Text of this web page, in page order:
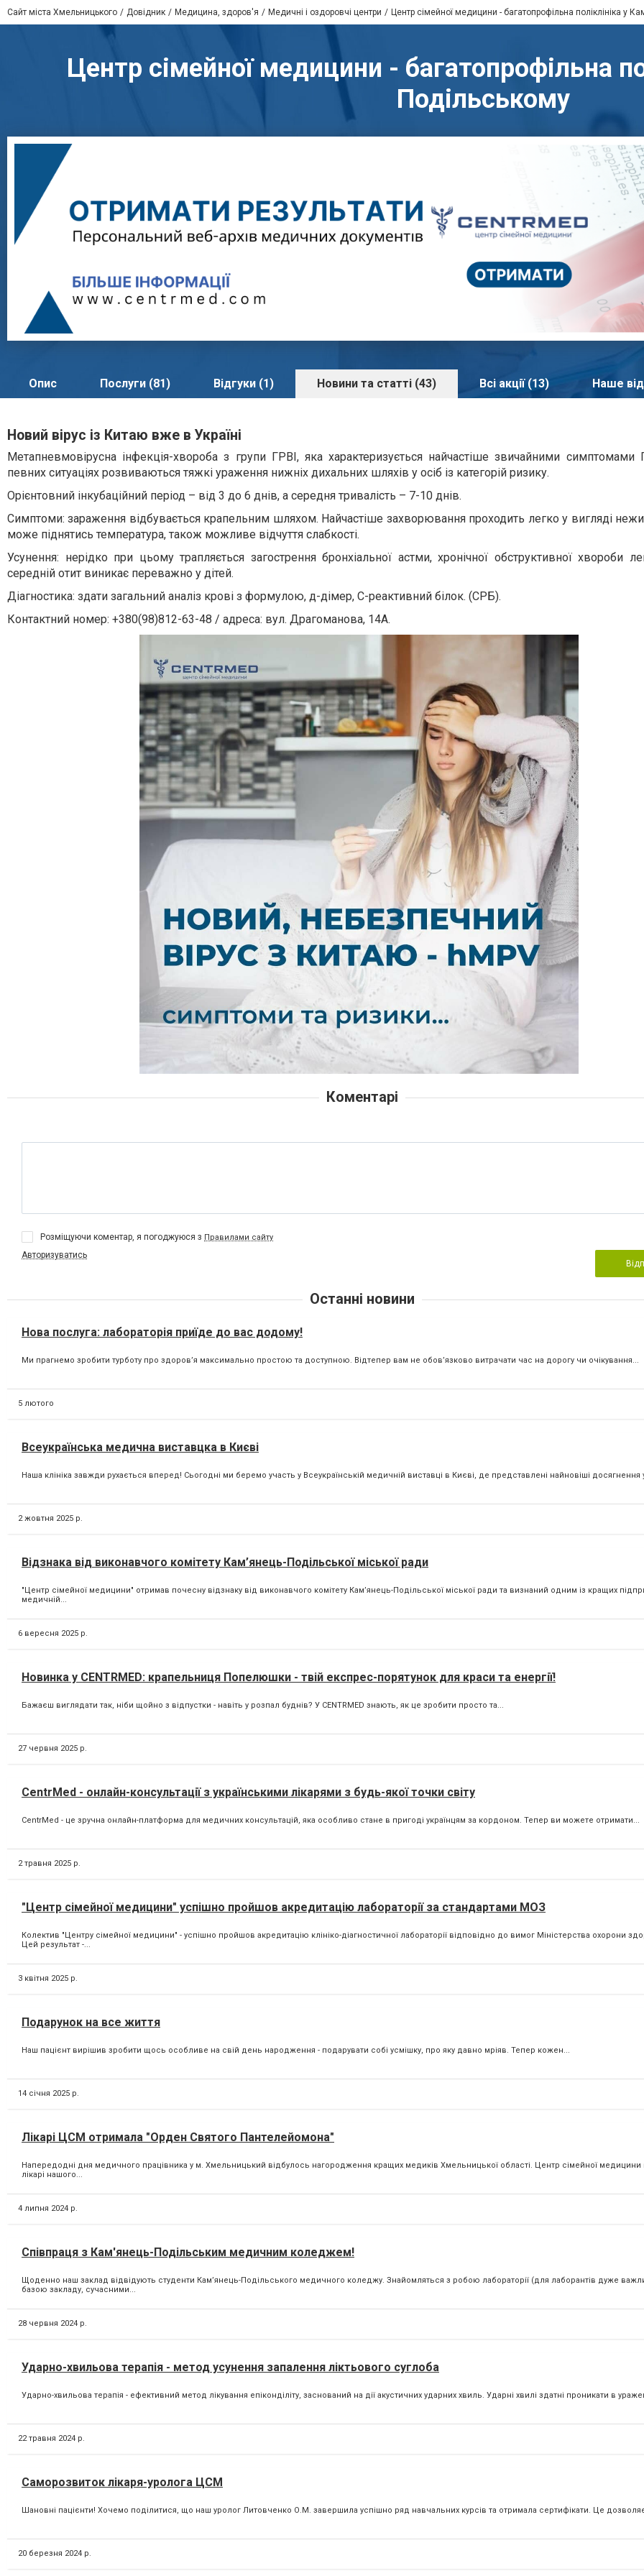
Сайт міста Хмельницького Довідник Медицина, здоров'я Медичні і оздоровчі центри Центр сімейної медицини - багатопрофільна поліклініка у
Центр сімейної медицини - багатопрофільна
Подільському
Опис Послуги (81) Відгуки (1) Новини та статті (43) Всі акції (13) Наше
Новий вірус із Китаю вже в Україні
Метапневмовірусна інфекція-хвороба з групи ГРВІ, яка характеризується найчастіше звичайними симптомами
певних ситуаціях розвиваються тяжкі ураження нижніх дихальних шляхів у осіб із категорій ризику.
Орієнтовний інкубаційний період – від 3 до 6 днів, а середня тривалість – 7-10 днів.
Симптоми: зараження відбувається крапельним шляхом. Найчастіше захворювання проходить легко у вигляді
може піднятись температура, також можливе відчуття слабкості.
Усунення: нерідко при цьому трапляється загострення бронхіальної астми, хронічної обструктивної хвороби
середній отит виникає переважно у дітей.
Діагностика: здати загальний аналіз крові з формулою, д-дімер, С-реактивний білок. (СРБ).
Контактний номер: +380(98)812-63-48 / адреса: вул. Драгоманова, 14А.
Коментарі
Розміщуючи коментар, я погоджуюся з Правилами сайту
Авторизуватись
Останні новини
Нова послуга: лабораторія приїде до вас додому!
Ми прагнемо зробити турботу про здоров’я максимально простою та доступною. Відтепер вам не обов’язково витрачати час на дорогу чи очікування...
5 лютого
Всеукраїнська медична виставцка в Києві
Наша клініка завжди рухається вперед! Сьогодні ми беремо участь у Всеукраїнській медичній виставці в Києві, де представлені найновіші досягнення
2 жовтня 2025 р.
Відзнака від виконавчого комітету Кам’янець-Подільської міської ради
"Центр сімейної медицини" отримав почесну відзнаку від виконавчого комітету Кам’янець-Подільської міської ради та визнаний одним із кращих
медичній...
6 вересня 2025 р.
Новинка у CENTRMED: крапельниця Попелюшки - твій експрес-порятунок для краси та енергії!
Бажаєш виглядати так, ніби щойно з відпустки - навіть у розпал буднів? У CENTRMED знають, як це зробити просто та...
27 червня 2025 р.
CentrMed - онлайн-консультації з українськими лікарями з будь-якої точки світу
CentrMed - це зручна онлайн-платформа для медичних консультацій, яка особливо стане в пригоді українцям за кордоном. Тепер ви можете отримати...
2 травня 2025 р.
"Центр сімейної медицини" успішно пройшов акредитацію лабораторії за стандартами МОЗ
Колектив "Центру сімейної медицини" - успішно пройшов акредитацію клініко-діагностичної лабораторії відповідно до вимог Міністерства охорони
Цей результат -...
3 квітня 2025 р.
Подарунок на все життя
Наш пацієнт вирішив зробити щось особливе на свій день народження - подарувати собі усмішку, про яку давно мріяв. Тепер кожен...
14 січня 2025 р.
Лікарі ЦСМ отримала "Орден Святого Пантелейомона"
Напередодні дня медичного працівника у м. Хмельницький відбулось нагородження кращих медиків Хмельницької області. Центр сімейної
лікарі нашого...
4 липня 2024 р.
Співпраця з Кам'янець-Подільським медичним коледжем!
Щоденно наш заклад відвідують студенти Камʼянець-Подільського медичного коледжу. Знайомляться з робою лабораторії (для лаборантів дуже
базою закладу, сучасними...
28 червня 2024 р.
Ударно-хвильова терапія - метод усунення запалення ліктьового суглоба
Ударно-хвильова терапія - ефективний метод лікування епіконділіту, заснований на дії акустичних ударних хвиль. Ударні хвилі здатні проникати в
22 травня 2024 р.
Саморозвиток лікаря-уролога ЦСМ
Шановні пацієнти! Хочемо поділитися, що наш уролог Литовченко О.М. завершила успішно ряд навчальних курсів та отримала сертифікати. Це
20 березня 2024 р.